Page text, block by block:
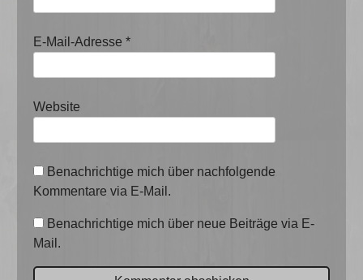
E-Mail-Adresse*
Website
Benachrichtige mich über nachfolgende
Kommentare via E-Mail.
Benachrichtige mich über neue Beiträge via E-
Mail.